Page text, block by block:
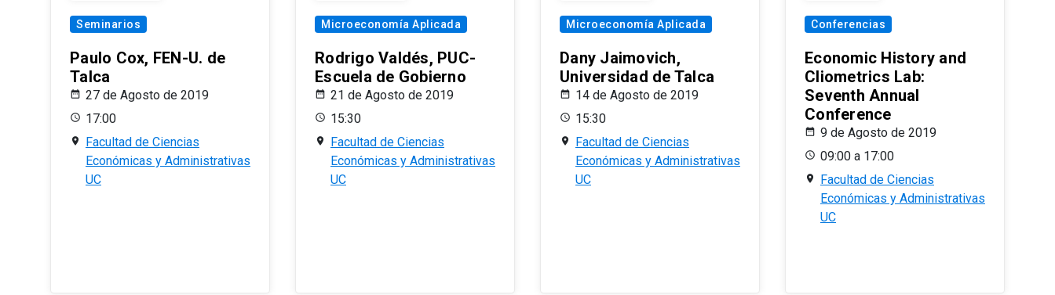
Seminarios
Paulo Cox, FEN-U. de
Talca
27 de Agosto de 2019
17:00
Facultad de Ciencias
Económicas y Administrativas
UC
Microeconomía Aplicada
Rodrigo Valdés, PUC-
Escuela de Gobierno
21 de Agosto de 2019
15:30
Facultad de Ciencias
Económicas y Administrativas
UC
Microeconomía Aplicada
Dany Jaimovich,
Universidad de Talca
14 de Agosto de 2019
15:30
Facultad de Ciencias
Económicas y Administrativas
UC
Conferencias
Economic History and
Cliometrics Lab:
Seventh Annual
Conference
9 de Agosto de 2019
09:00 a 17:00
Facultad de Ciencias
Económicas y Administrativas
UC